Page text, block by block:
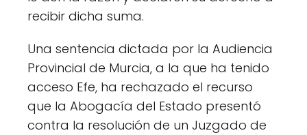
recibir dicha suma.
Una sentencia dictada por la Audiencia
Provincial de Murcia, a la que ha tenido
acceso Efe, ha rechazado el recurso
que la Abogacía del Estado presentó
contra la resolución de un Juzgado de